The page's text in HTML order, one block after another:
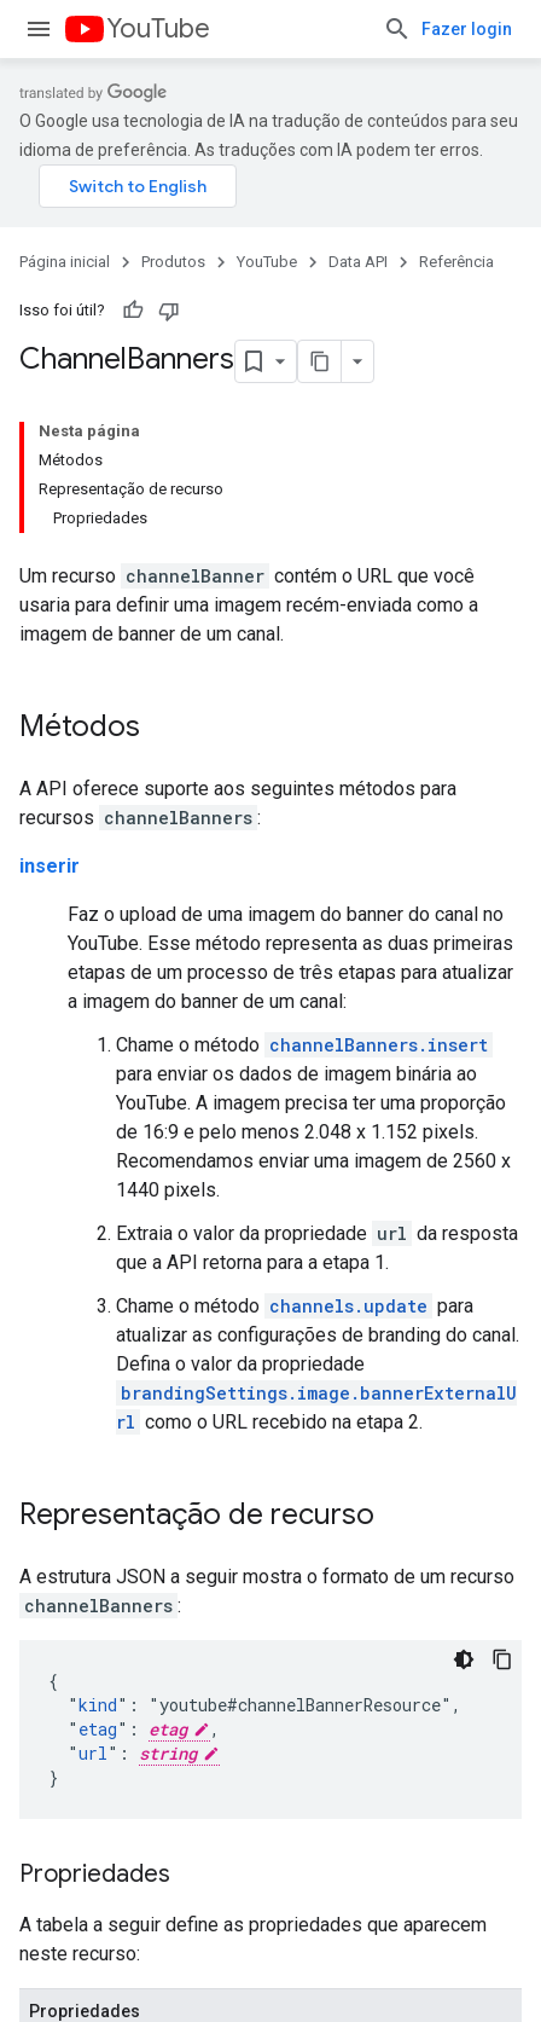
YouTube Fazer login
O Google usa tecnologia de IA na tradução de conteúdos para seu
idioma de preferência. As traduções com IA podem ter erros.
Página inicial Produtos YouTube Data API Referência
Isso foi útil?
ChannelBanners
Nesta página
Métodos
Representação de recurso
Propriedades
Um recurso channelBanner contém o URL que você
usaria para definir uma imagem recém-enviada como a
imagem de banner de um canal.
Métodos
A API oferece suporte aos seguintes métodos para
recursos channelBanners :
inserir
Faz o upload de uma imagem do banner do canal no
YouTube. Esse método representa as duas primeiras
etapas de um processo de três etapas para atualizar
a imagem do banner de um canal:
Chame o método channelBanners.insert
para enviar os dados de imagem binária ao
YouTube. A imagem precisa ter uma proporção
de 16:9 e pelo menos 2.048 x 1.152 pixels.
Recomendamos enviar uma imagem de 2560 x
1440 pixels.
Extraia o valor da propriedade url da resposta
que a API retorna para a etapa 1.
Chame o método channels.update para
atualizar as configurações de branding do canal.
Defina o valor da propriedade
brandingSettings.image.bannerExternalU
rl como o URL recebido na etapa 2.
Representação de recurso
A estrutura JSON a seguir mostra o formato de um recurso
channelBanners :
{
  "
kind": "youtube#channelBannerResource",
  "
etag": etag
,
  "
url": string
}
Propriedades
A tabela a seguir define as propriedades que aparecem
neste recurso:
Propriedades